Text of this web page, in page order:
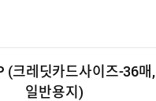
(크레딧카드사이즈-36매,
일반용지)